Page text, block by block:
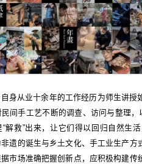
身从业十余年的工作经历为师生讲
间手工艺不断的调查、访问与整理，
解救”出来，让它们得以回归自然生
遗的诞生与乡土文化、手工业生产
市场准确把握创新点，应积极构建